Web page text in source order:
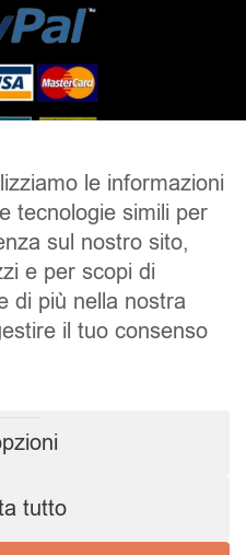
DONNA UNISEX
CONTATTI
SPEDIZIONE E RESI
S.r.l.
– 1983/2024
Cookie Policy
le informazioni
tecnologie simili per
sul nostro sito,
e per scopi di
di più nella nostra
il tuo consenso
tutto